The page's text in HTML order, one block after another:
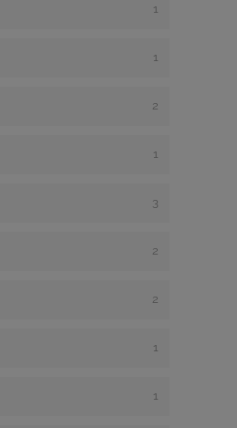
1
1
2
1
3
2
2
1
1